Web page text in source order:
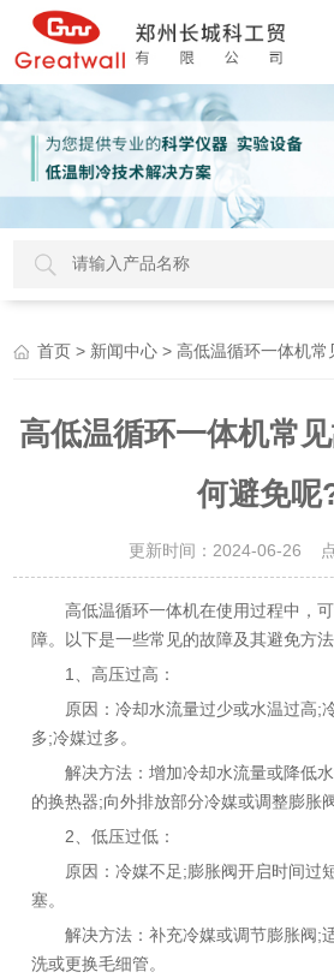
首页 > 新闻中心 > 高低温循环一体机
高低温循环一体机常
何避免呢
更新时间：2024-06-26 点
高低温循环一体机在使用过程中，可
障。以下是一些常见的故障及其避免方法
1、高压过高：
原因：冷却水流量过少或水温过高;
多;冷媒过多。
解决方法：增加冷却水流量或降低水
的换热器;向外排放部分冷媒或调整膨胀
2、低压过低：
原因：冷媒不足;膨胀阀开启时间过
塞。
解决方法：补充冷媒或调节膨胀阀;
洗或更换毛细管。